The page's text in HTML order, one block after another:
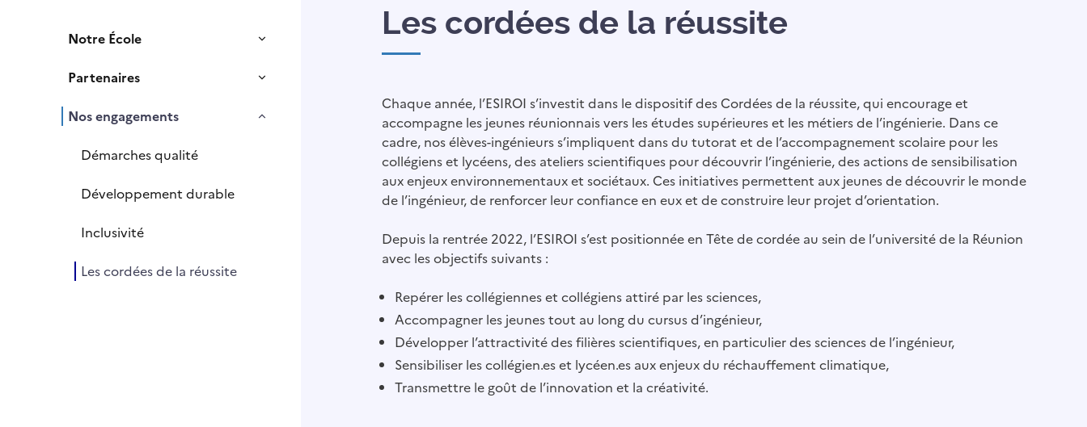
Notre École
Partenaires
Nos engagements
Démarches qualité
Développement durable
Inclusivité
Les cordées de la réussite
Les cordées de la réussite
Chaque année, l’ESIROI s’investit dans le dispositif des Cordées de la réussite, qui encourage et
accompagne les jeunes réunionnais vers les études supérieures et les métiers de l’ingénierie. Dans ce
cadre, nos élèves-ingénieurs s’impliquent dans du tutorat et de l’accompagnement scolaire pour les
collégiens et lycéens, des ateliers scientifiques pour découvrir l’ingénierie, des actions de sensibilisation
aux enjeux environnementaux et sociétaux. Ces initiatives permettent aux jeunes de découvrir le monde
de l’ingénieur, de renforcer leur confiance en eux et de construire leur projet d’orientation.
Depuis la rentrée 2022, l’ESIROI s’est positionnée en Tête de cordée au sein de l’université de la Réunion
avec les objectifs suivants :
Repérer les collégiennes et collégiens attiré par les sciences,
Accompagner les jeunes tout au long du cursus d’ingénieur,
Développer l’attractivité des filières scientifiques, en particulier des sciences de l’ingénieur,
Sensibiliser les collégien.es et lycéen.es aux enjeux du réchauffement climatique,
Transmettre le goût de l’innovation et la créativité.